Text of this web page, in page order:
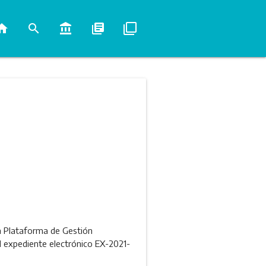
search account_balance library_books filter_none
Plataforma de Gestión
expediente electrónico EX-2021-